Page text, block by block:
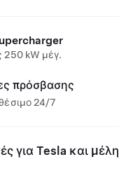
250 kW μέγ.
πρόσβασης
24/7
για Tesla και μέλη